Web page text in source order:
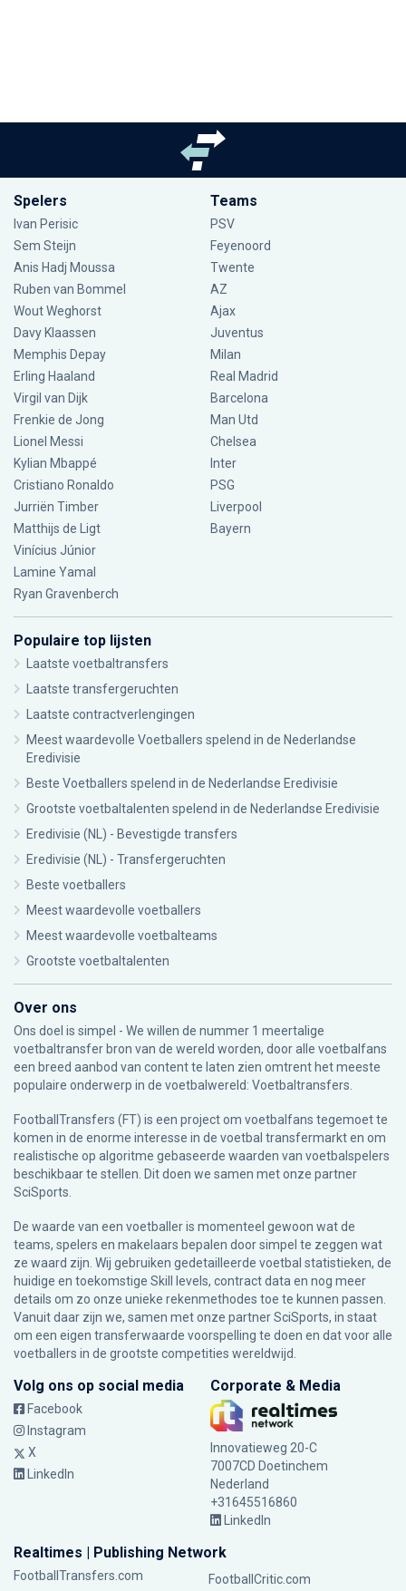
Spelers
Ivan Perisic
Sem Steijn
Anis Hadj Moussa
Ruben van Bommel
Wout Weghorst
Davy Klaassen
Memphis Depay
Erling Haaland
Virgil van Dijk
Frenkie de Jong
Lionel Messi
Kylian Mbappé
Cristiano Ronaldo
Jurriën Timber
Matthijs de Ligt
Vinícius Júnior
Lamine Yamal
Ryan Gravenberch
Teams
PSV
Feyenoord
Twente
AZ
Ajax
Juventus
Milan
Real Madrid
Barcelona
Man Utd
Chelsea
Inter
PSG
Liverpool
Bayern
Populaire top lijsten
Laatste voetbaltransfers
Laatste transfergeruchten
Laatste contractverlengingen
Meest waardevolle Voetballers spelend in de Nederlandse
Eredivisie
Beste Voetballers spelend in de Nederlandse Eredivisie
Grootste voetbaltalenten spelend in de Nederlandse Eredivisie
Eredivisie (NL) - Bevestigde transfers
Eredivisie (NL) - Transfergeruchten
Beste voetballers
Meest waardevolle voetballers
Meest waardevolle voetbalteams
Grootste voetbaltalenten
Over ons
Ons doel is simpel - We willen de nummer 1 meertalige
voetbaltransfer bron van de wereld worden, door alle voetbalfans
een breed aanbod van content te laten zien omtrent het meeste
populaire onderwerp in de voetbalwereld: Voetbaltransfers.
FootballTransfers (FT) is een project om voetbalfans tegemoet te
komen in de enorme interesse in de voetbal transfermarkt en om
realistische op algoritme gebaseerde waarden van voetbalspelers
beschikbaar te stellen. Dit doen we samen met onze partner
SciSports
De waarde van een voetballer is momenteel gewoon wat de
teams, spelers en makelaars bepalen door simpel te zeggen wat
ze waard zijn. Wij gebruiken gedetailleerde voetbal statistieken, de
huidige en toekomstige Skill levels, contract data en nog meer
details om zo onze unieke rekenmethodes toe te kunnen passen.
Vanuit daar zijn we, samen met onze partner SciSports, in staat
om een eigen transferwaarde voorspelling te doen en dat voor alle
voetballers in de grootste competities wereldwijd.
Volg ons op social media
Facebook
Instagram
X
LinkedIn
Corporate & Media
Innovatieweg 20-C
7007CD Doetinchem
Nederland
+31645516860
LinkedIn
Realtimes | Publishing Network
FootballTransfers.com FootballCritic.com